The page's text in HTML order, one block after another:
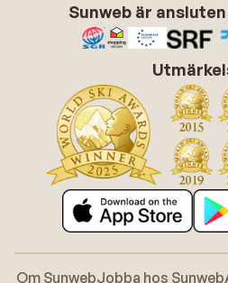
Sunweb är
Om SunwebJobba hos Sunweb